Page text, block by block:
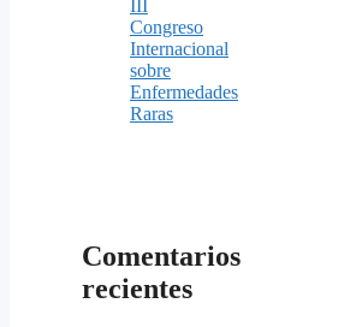
III
Congreso
Internacional
sobre
Enfermedades
Raras
Comentarios
recientes